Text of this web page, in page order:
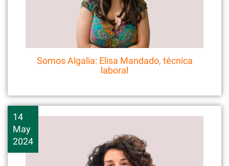
Somos Algalia: Elisa Mandado, técnica
laboral
14
May
2024